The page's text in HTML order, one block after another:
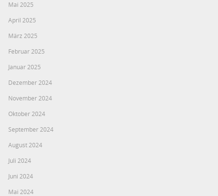
Mai 2025
April 2025
März 2025
Februar 2025
Januar 2025
Dezember 2024
November 2024
Oktober 2024
September 2024
August 2024
Juli 2024
Juni 2024
Mai 2024